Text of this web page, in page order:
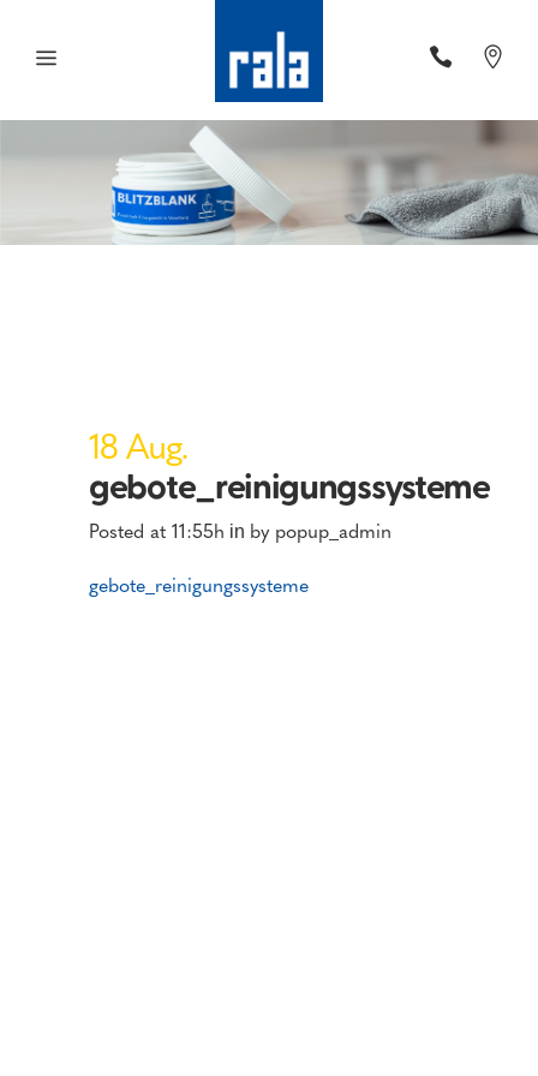
18 Aug.
gebote_reinigungssysteme
Posted at 11:55h in by popup_admin
gebote_reinigungssysteme